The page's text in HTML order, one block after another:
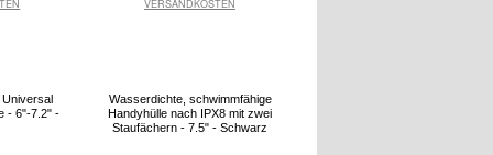
VERSANDKOSTEN
- 6"-7.2" -
Wasserdichte, schwimmfähige
Handyhülle nach IPX8 mit zwei
Staufächern - 7.5" - Schwarz